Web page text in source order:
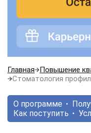
Главная Повышение
Стоматология
О программе
Как поступить